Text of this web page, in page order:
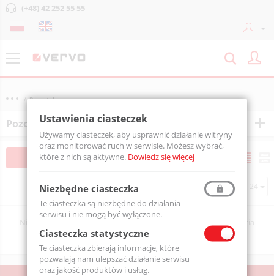
(+48) 42 252 55 55
Pozostałe
Pozostałe
Filtruj Sortuj
Na stronie
Niestety nie znaleziono żadnego produktu spełniającego kryteria
wyszukiwania.
Ustawienia ciasteczek
Używamy ciasteczek, aby usprawnić działanie witryny
oraz monitorować ruch w serwisie. Możesz wybrać,
które z nich są aktywne. Dowiedz się więcej
Niezbędne ciasteczka
Te ciasteczka są niezbędne do działania
serwisu i nie mogą być wyłączone.
Ciasteczka statystyczne
Te ciasteczka zbierają informacje, które
pozwalają nam ulepszać działanie serwisu
oraz jakość produktów i usług.